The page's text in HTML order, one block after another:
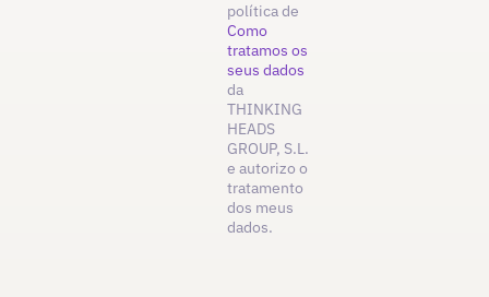
política de
Como
tratamos os
seus dados
da
THINKING
HEADS
GROUP, S.L.
e autorizo o
tratamento
dos meus
dados.